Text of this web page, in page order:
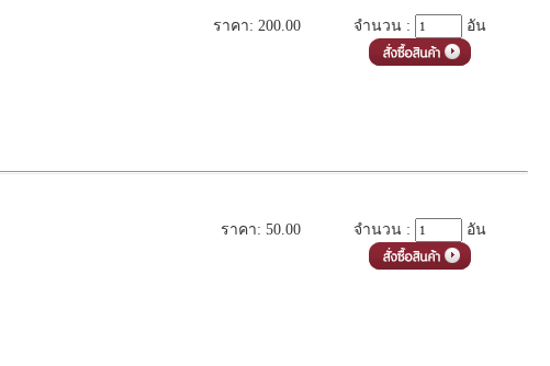
ราคา: 200.00 จำนวน : อัน
ราคา: 50.00 จำนวน : อัน